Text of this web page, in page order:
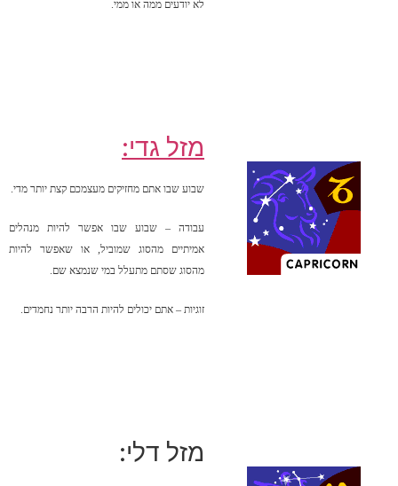
לא יודעים ממה או ממי.
מזל גדי:
שבוע שבו אתם מחזיקים מעצמכם קצת יותר מדי.
עבודה – שבוע שבו אפשר להיות מנהלים
אמיתיים מהסוג שמוביל, או שאפשר להיות
מהסוג שסתם מתעלל במי שנמצא שם.
זוגיות – אתם יכולים להיות הרבה יותר נחמדים.
מזל דלי: